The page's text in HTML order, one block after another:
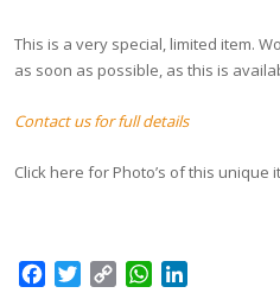
This is a very special, limited item.
as soon as possible, as this is
Contact us for full details
Click here for Photo’s of this unique
T
W